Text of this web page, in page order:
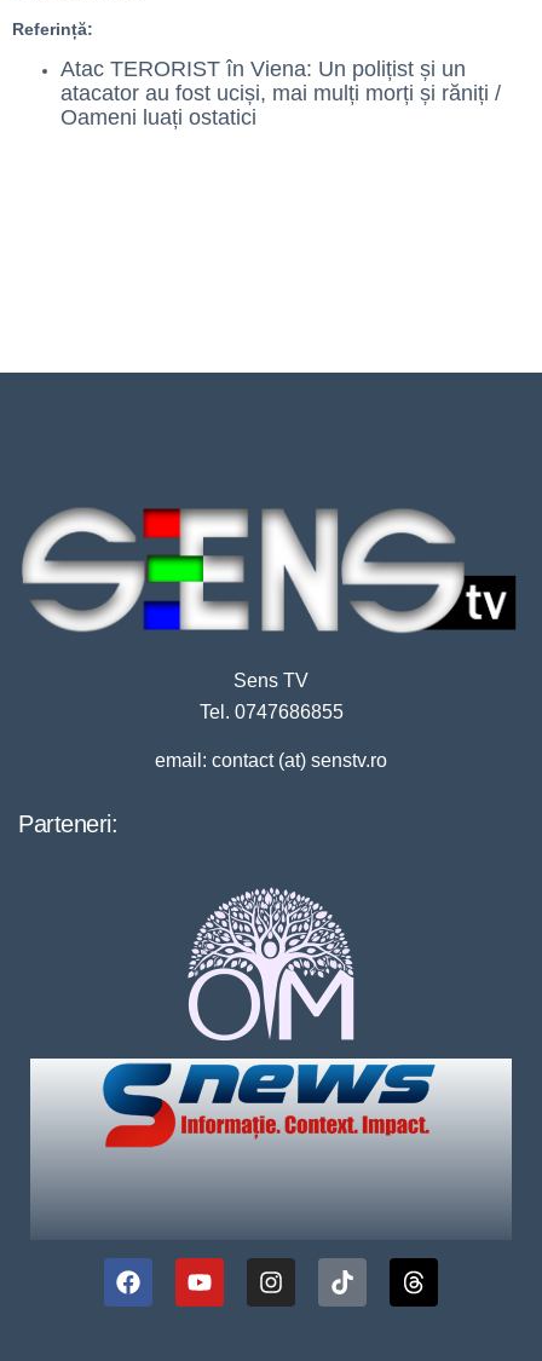
Referință:
Atac TERORIST în Viena: Un polițist și un
atacator au fost uciși, mai mulți morți și răniți /
Oameni luați ostatici
Sens TV
Tel. 0747686855
email: contact (at) senstv.ro
Parteneri: